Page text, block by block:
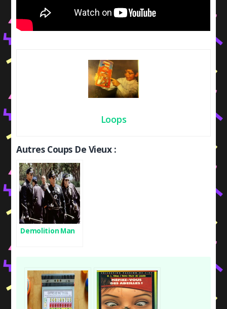
Loops
Autres Coups De Vieux :
Demolition Man